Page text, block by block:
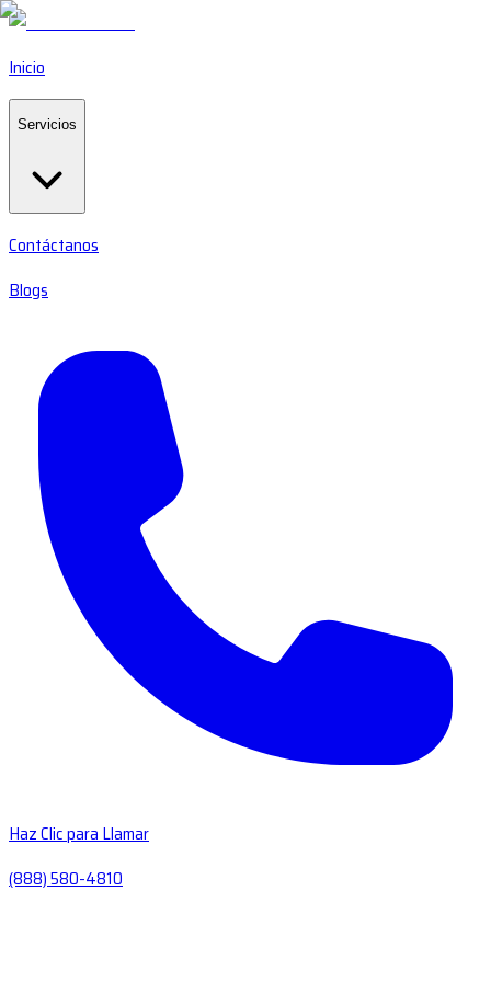
Inicio
Servicios
Contáctanos
Blogs
Haz Clic para Llamar
(888) 580-4810